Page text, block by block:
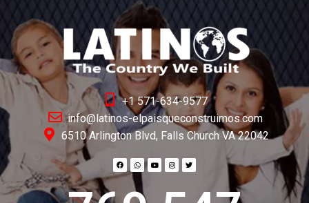
+1 571-634-9577
info@latinos-elpaisqueconstruimos.com
6510 Arlington Blvd, Falls Church VA 22042